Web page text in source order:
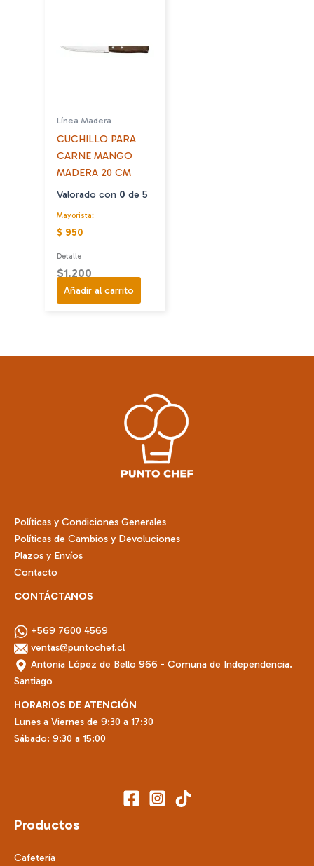
Línea Madera
CUCHILLO PARA
CARNE MANGO
MADERA 20 CM
Valorado con 0 de 5
Mayorista:
$ 950
Detalle
$1.200
Añadir al carrito
Políticas y Condiciones Generales
Políticas de Cambios y Devoluciones
Plazos y Envíos
Contacto
CONTÁCTANOS
+569 7600 4569
ventas@puntochef.cl
Antonia López de Bello 966 - Comuna de Independencia.
Santiago
HORARIOS DE ATENCIÓN
Lunes a Viernes de 9:30 a 17:30
Sábado: 9:30 a 15:00
Productos
Cafetería